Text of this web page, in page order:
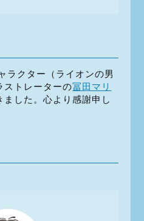
ラクター（ライオンの男
ストレーターの冨田マリ
ました。心より感謝申し